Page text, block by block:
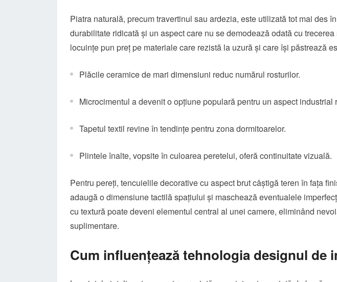
Piatra naturală, precum travertinul sau ardezia, este utilizată tot mai des
durabilitate ridicată și un aspect care nu se demodează odată cu
locuințe pun preț pe materiale care rezistă la uzură și care își păstrează
Plăcile ceramice de mari dimensiuni reduc numărul rosturilor.
Microcimentul a devenit o opțiune populară pentru un aspect industrial
Tapetul textil revine în tendințe pentru zona dormitoarelor.
Plintele înalte, vopsite în culoarea peretelui, oferă continuitate vizuală.
Pentru pereți, tencuielile decorative cu aspect brut câștigă teren în fața
adaugă o dimensiune tactilă spațiului și maschează eventualele
cu textură poate deveni elementul central al unei camere, eliminând
suplimentare.
Cum influențează tehnologia designul de